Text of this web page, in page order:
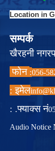
Location in
सम्पर्क
खैरहनी
फोन :
इमेल :
फ्याक्स नं. :